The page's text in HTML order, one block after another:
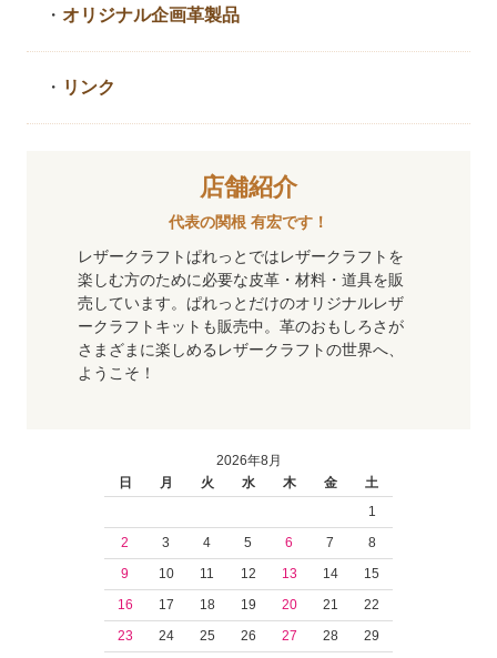
・ オリジナル企画革製品
・ リンク
店舗紹介
代表の関根 有宏です！
レザークラフトぱれっとではレザークラフトを
楽しむ方のために必要な皮革・材料・道具を販
売しています。ぱれっとだけのオリジナルレザ
ークラフトキットも販売中。革のおもしろさが
さまざまに楽しめるレザークラフトの世界へ、
ようこそ！
2026年8月
日
月 火 水 木 金
土
1
2
3 4 5 6 7
8
9
10 11 12 13 14
15
16
17 18 19 20 21
22
23
24 25 26 27 28
29